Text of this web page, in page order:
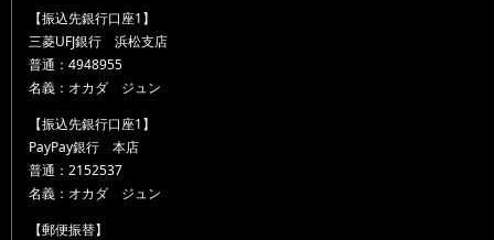
【振込先銀行口座1】
三菱UFJ銀行 浜松支店
普通：4948955
名義：オカダ ジュン
【振込先銀行口座1】
PayPay銀行 本店
普通：2152537
名義：オカダ ジュン
【郵便振替】